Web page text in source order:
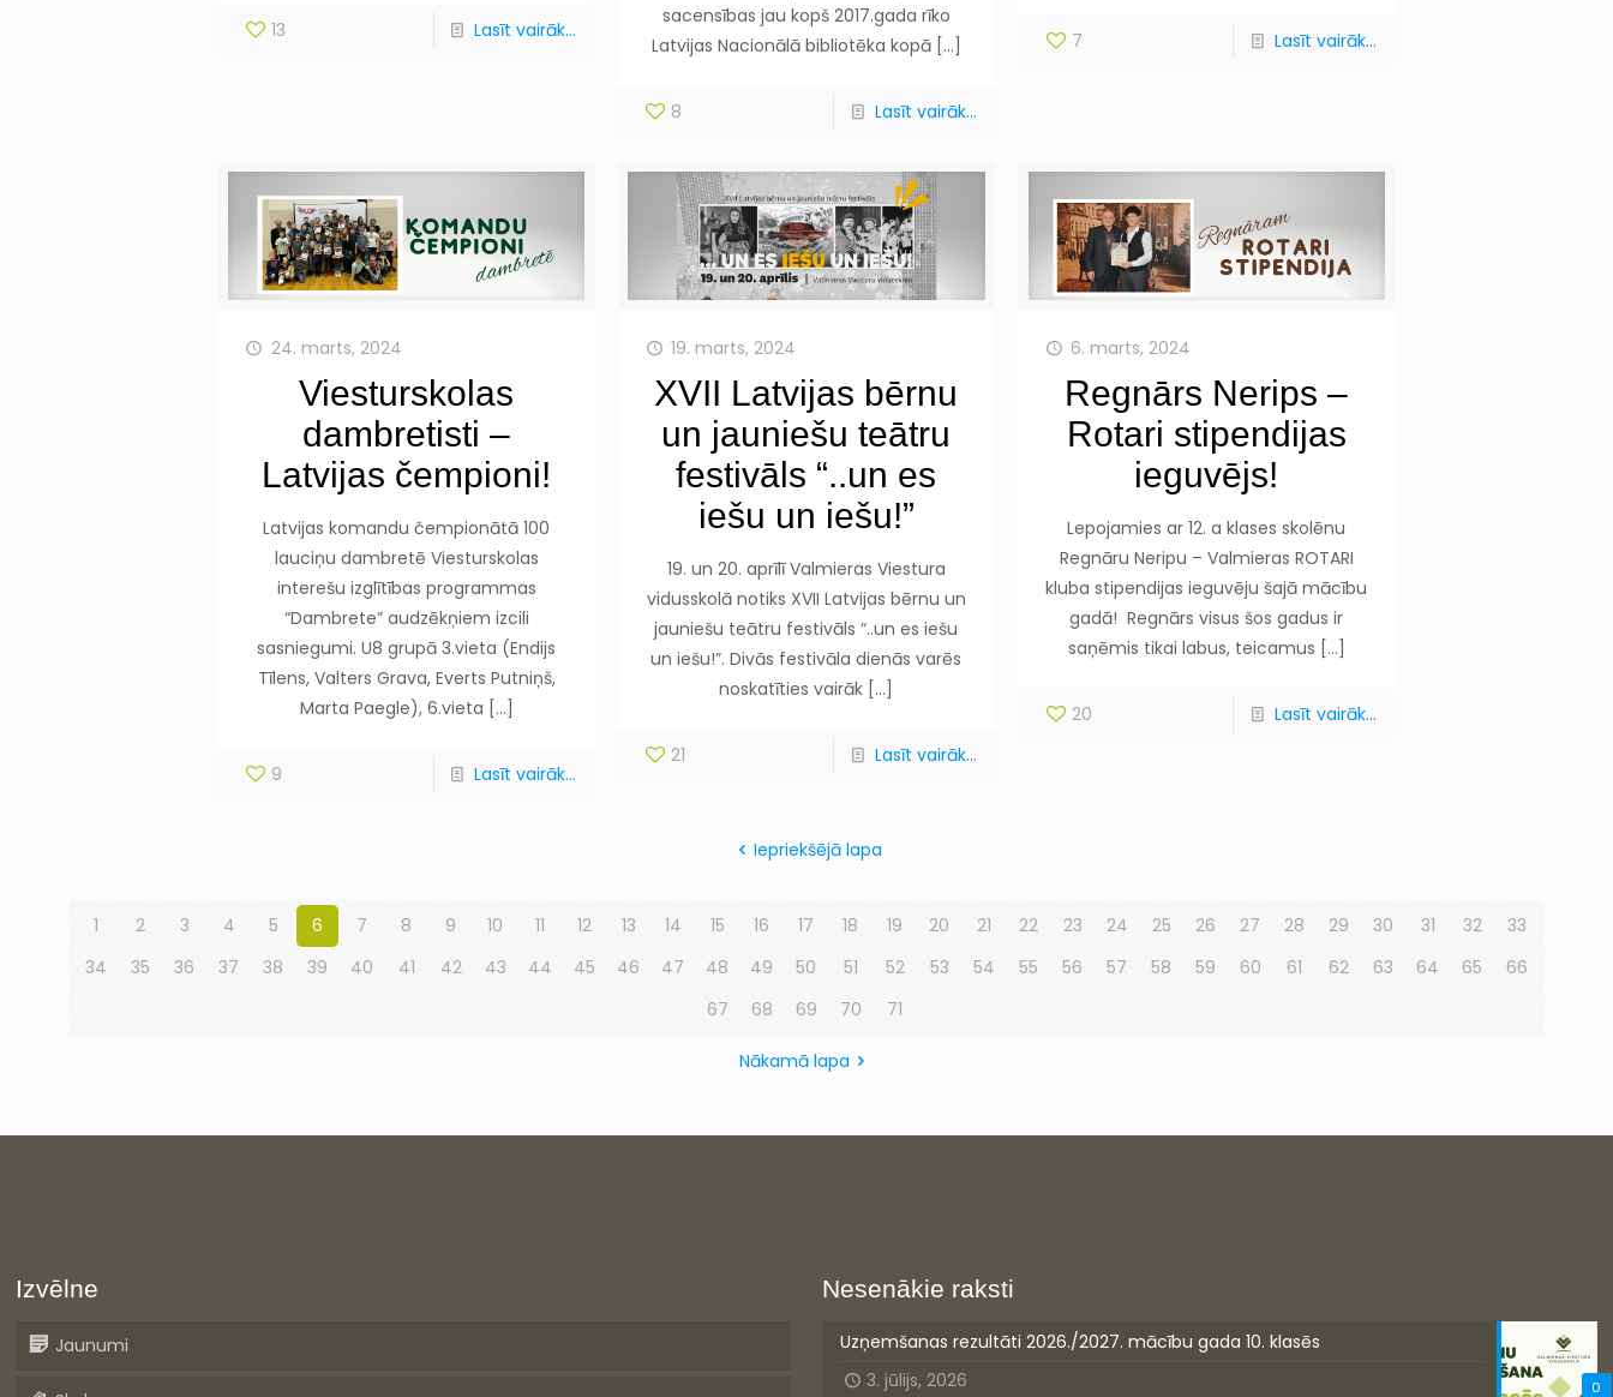
13 Lasīt vairāk...
sacensības jau kopš 2017.gada rīko
Latvijas Nacionālā bibliotēka kopā[…]
8 Lasīt vairāk...
7 Lasīt vairāk...
24. marts, 2024
Viesturskolas
dambretisti –
Latvijas čempioni!
Latvijas komandu čempionātā 100
lauciņu dambretē Viesturskolas
interešu izglītības programmas
“Dambrete” audzēkņiem izcili
sasniegumi. U8 grupā 3.vieta (Endijs
Tīlens, Valters Grava, Everts Putniņš,
Marta Paegle), 6.vieta […]
9 Lasīt vairāk...
19. marts, 2024
XVII Latvijas bērnu
un jauniešu teātru
festivāls “..un es
iešu un iešu!”
19. un 20. aprīlī Valmieras Viestura
vidusskolā notiks XVII Latvijas bērnu un
jauniešu teātru festivāls “..un es iešu
un iešu!”. Divās festivāla dienās varēs
noskatīties vairāk […]
21 Lasīt vairāk...
6. marts, 2024
Regnārs Nerips –
Rotari stipendijas
ieguvējs!
Lepojamies ar 12. a klases skolēnu
Regnāru Neripu – Valmieras ROTARI
kluba stipendijas ieguvēju šajā mācību
gadā! Regnārs visus šos gadus ir
saņēmis tikai labus, teicamus […]
20 Lasīt vairāk...
Iepriekšējā lapa
1 2 3 4 5 6 7 8 9 10 11 12 13 14 15 16 17 18 19 20 21 22 23 24 25 26 27 28 29 30 31 32
33
34
35 36 37 38 39 40 41 42 43 44 45 46 47 48 49 50 51 52 53 54 55 56 57 58 59 60 61 62 63 64 65
66
67
68 69 70 71
Nākamā lapa
Izvēlne
Jaunumi
Nesenākie raksti
0
Uzņemšanas rezultāti 2026./2027. mācību gada 10. klasēs
3. jūlijs, 2026